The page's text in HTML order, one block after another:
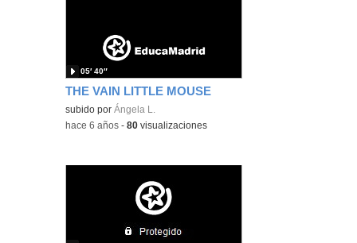
THE VAIN LITTLE MOUSE
subido porÁngela L.
05′ 40″
-hace 6 años -80 visualizaciones